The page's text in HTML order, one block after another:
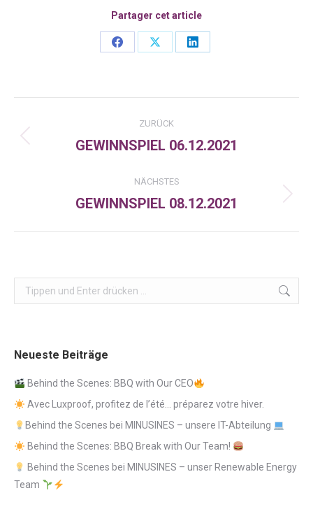
Partager cet article
Share
Share
Share
Kommentarnavigation
ZURÜCK
Vorheriger
GEWINNSPIEL 06.12.2021
NÄCHSTES
Nächster
GEWINNSPIEL 08.12.2021
Search:
Neueste Beiträge
Behind the Scenes: BBQ with Our CEO
Avec Luxproof, profitez de l’été… préparez votre hiver.
Behind the Scenes bei MINUSINES – unsere IT-Abteilung
Behind the Scenes: BBQ Break with Our Team!
Behind the Scenes bei MINUSINES – unser Renewable Energy
Team